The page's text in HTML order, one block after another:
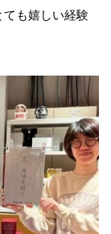
も嬉しい経験